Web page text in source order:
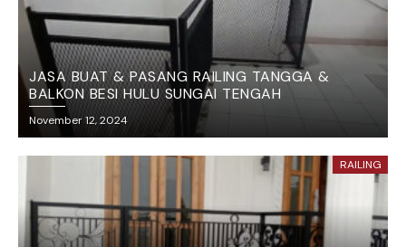
JASA BUAT & PASANG RAILING TANGGA &
BALKON BESI HULU SUNGAI TENGAH
November 12, 2024
RAILING